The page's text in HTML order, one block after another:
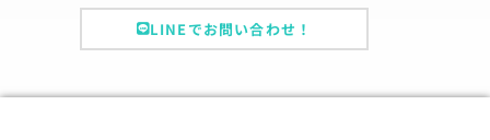
LINEでお問い合わせ！